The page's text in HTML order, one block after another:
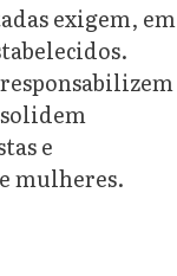
exigem, em
e
mulheres.